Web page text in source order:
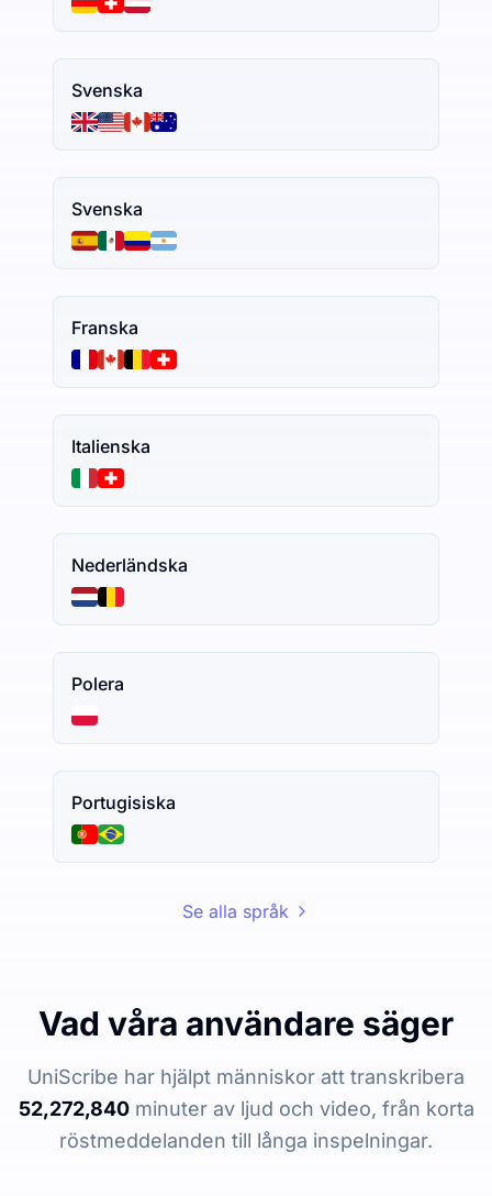
Svenska
Svenska
Franska
Italienska
Nederländska
Polera
Portugisiska
Se alla språk
Vad våra användare säger
UniScribe har hjälpt människor att transkribera
52,272,840minuter av ljud och video, från korta
röstmeddelanden till långa inspelningar.